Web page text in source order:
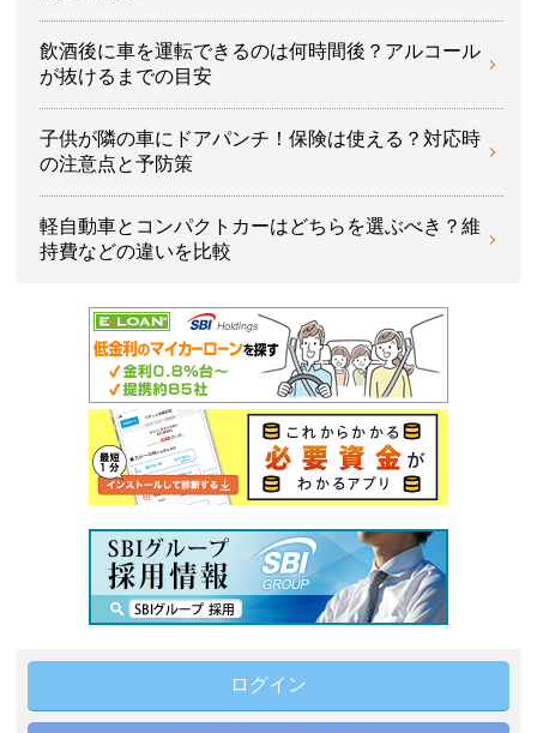
飲酒後に車を運転できるのは何時間後？アルコール
が抜けるまでの目安
子供が隣の車にドアパンチ！保険は使える？対応時
の注意点と予防策
軽自動車とコンパクトカーはどちらを選ぶべき？維
持費などの違いを比較
ログイン